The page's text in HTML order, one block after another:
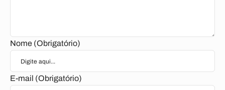
Nome (Obrigatório)
E-mail (Obrigatório)